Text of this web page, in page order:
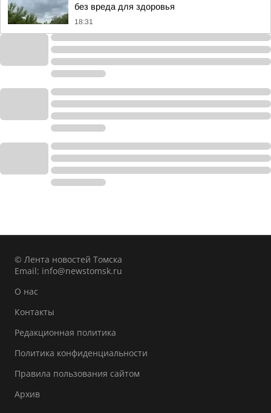
без вреда для здоровья
18:31
© Лента новостей Томска
Email: info@newstomsk.ru
О нас
Контакты
Редакционная политика
Политика конфиденциальности
Правила пользования сайтом
Архив